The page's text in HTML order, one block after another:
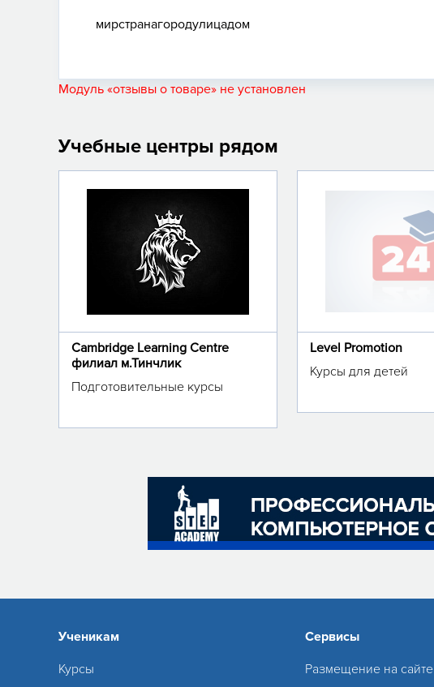
мирстранагородулицадом
Модуль «отзывы о товаре» не установлен
Учебные центры рядом
Cambridge Learning Centre
филиал м.Тинчлик
Подготовительные курсы
Level Promotion
Курсы для детей
Ученикам
Курсы
Сервисы
Размещение на сайте